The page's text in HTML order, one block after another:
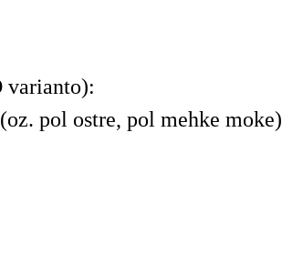
varianto):
pol ostre, pol mehke moke)